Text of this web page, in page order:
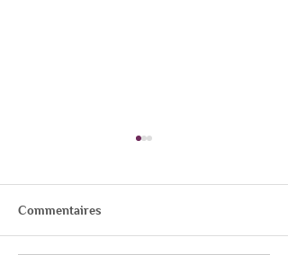
Commentaires